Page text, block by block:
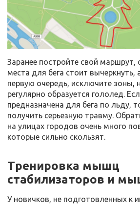
Заранее постройте свой маршрут,
места для бега стоит вычеркнуть,
первую очередь, исключите зоны,
регулярно образуется гололед.
предназначена для бега по льду,
получить серьезную травму.
на улицах городов очень много
которые сильно скользят.
Тренировка мышц
стабилизаторов и
У новичков, не подготовленных к